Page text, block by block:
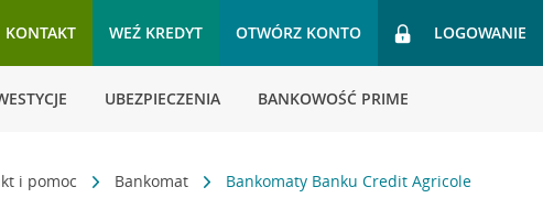
KONTAKT WEŹ KREDYT OTWÓRZ KONTO LOGOWANIE
UBEZPIECZENIA BANKOWOŚĆ PRIME
i pomoc Bankomat Bankomaty Banku Credit Agricole